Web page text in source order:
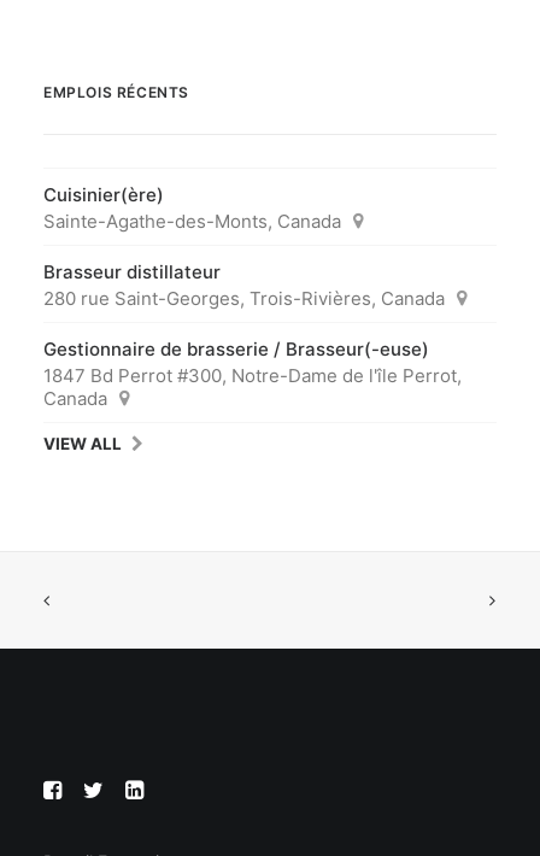
EMPLOIS RÉCENTS
Cuisinier(ère)
Sainte-Agathe-des-Monts, Canada
Brasseur distillateur
280 rue Saint-Georges, Trois-Rivières, Canada
Gestionnaire de brasserie / Brasseur(-euse)
1847 Bd Perrot #300, Notre-Dame de l'île Perrot,
Canada
VIEW ALL